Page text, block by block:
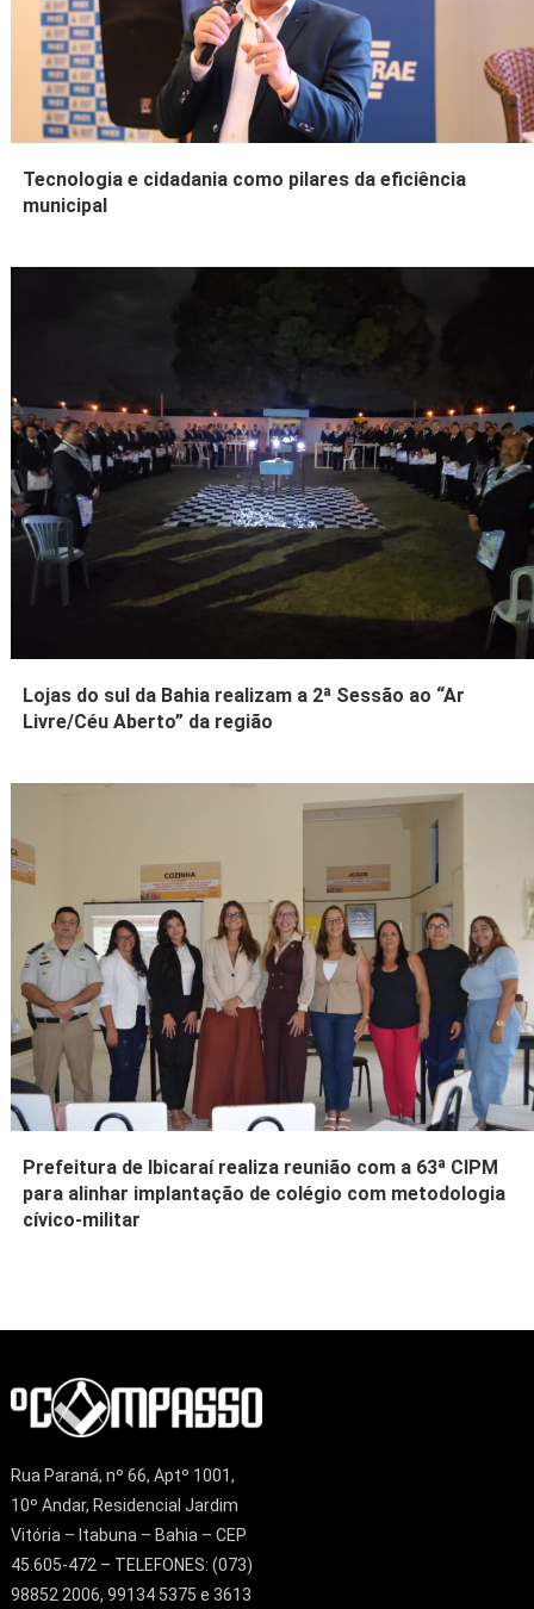
Tecnologia e cidadania como pilares da eficiência
municipal
Lojas do sul da Bahia realizam a 2ª Sessão ao “Ar
Livre/Céu Aberto” da região
Prefeitura de Ibicaraí realiza reunião com a 63ª CIPM
para alinhar implantação de colégio com metodologia
cívico-militar
Rua Paraná, nº 66, Aptº 1001,
10º Andar, Residencial Jardim
Vitória – Itabuna – Bahia – CEP
45.605-472 – TELEFONES: (073)
98852 2006, 99134 5375 e 3613